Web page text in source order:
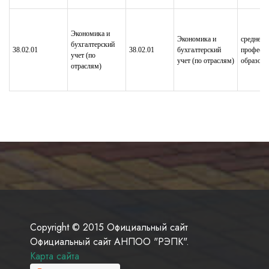
38.02.01
Экономика и
бухгалтерский
учет (по
отраслям)
38.02.01
Экономика и
бухгалтерский
учет (по отраслям)
среднее
Copyright © 2015 Официальный сайт
Официальный сайт АНПОО "РЭПК".
Карта сайта